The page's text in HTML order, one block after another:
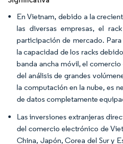
En Vietnam, debido a la
las diversas empresas, el
participación de mercado.
la capacidad de los racks
banda ancha móvil, el
del análisis de grandes
la computación en la nube, es
de datos completamente
Las inversiones extranjeras
del comercio electrónico de
China, Japón, Corea del Sur y